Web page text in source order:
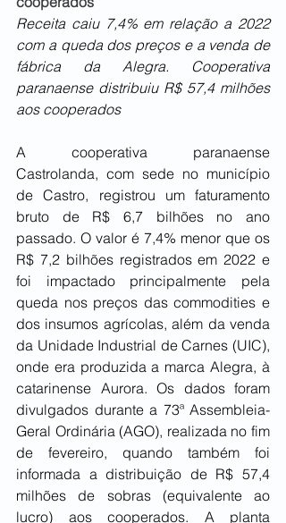
Receita caiu 7,4% em relação a 2022
com a queda dos preços e a venda de
fábrica da Alegra. Cooperativa
paranaense distribuiu R$ 57,4 milhões
aos cooperados
A cooperativa paranaense
Castrolanda, com sede no município
de Castro, registrou um faturamento
bruto de R$ 6,7 bilhões no ano
passado. O valor é 7,4% menor que os
R$ 7,2 bilhões registrados em 2022 e
foi impactado principalmente pela
queda nos preços das commodities e
dos insumos agrícolas, além da venda
da Unidade Industrial de Carnes (UIC),
onde era produzida a marca Alegra, à
catarinense Aurora. Os dados foram
divulgados durante a 73ª Assembleia-
Geral Ordinária (AGO), realizada no fim
de fevereiro, quando também foi
informada a distribuição de R$ 57,4
milhões de sobras (equivalente ao
lucro) aos cooperados. A planta